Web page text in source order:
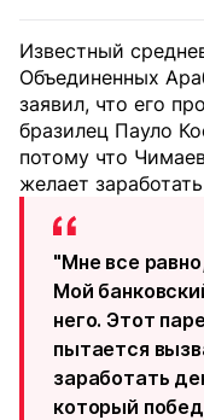
Известный
Объединенных
заявил, что его
бразилец Пауло
потому что
желает
"Мне все
Мой
него. Этот
пытается
заработать
который